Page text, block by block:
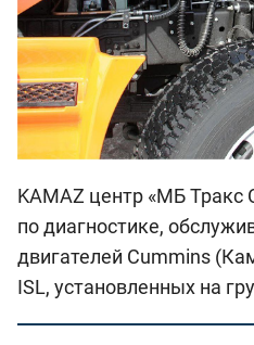
KAMAZ центр «МБ Тракс
по диагностике,
двигателей Cummins
ISL, установленных на